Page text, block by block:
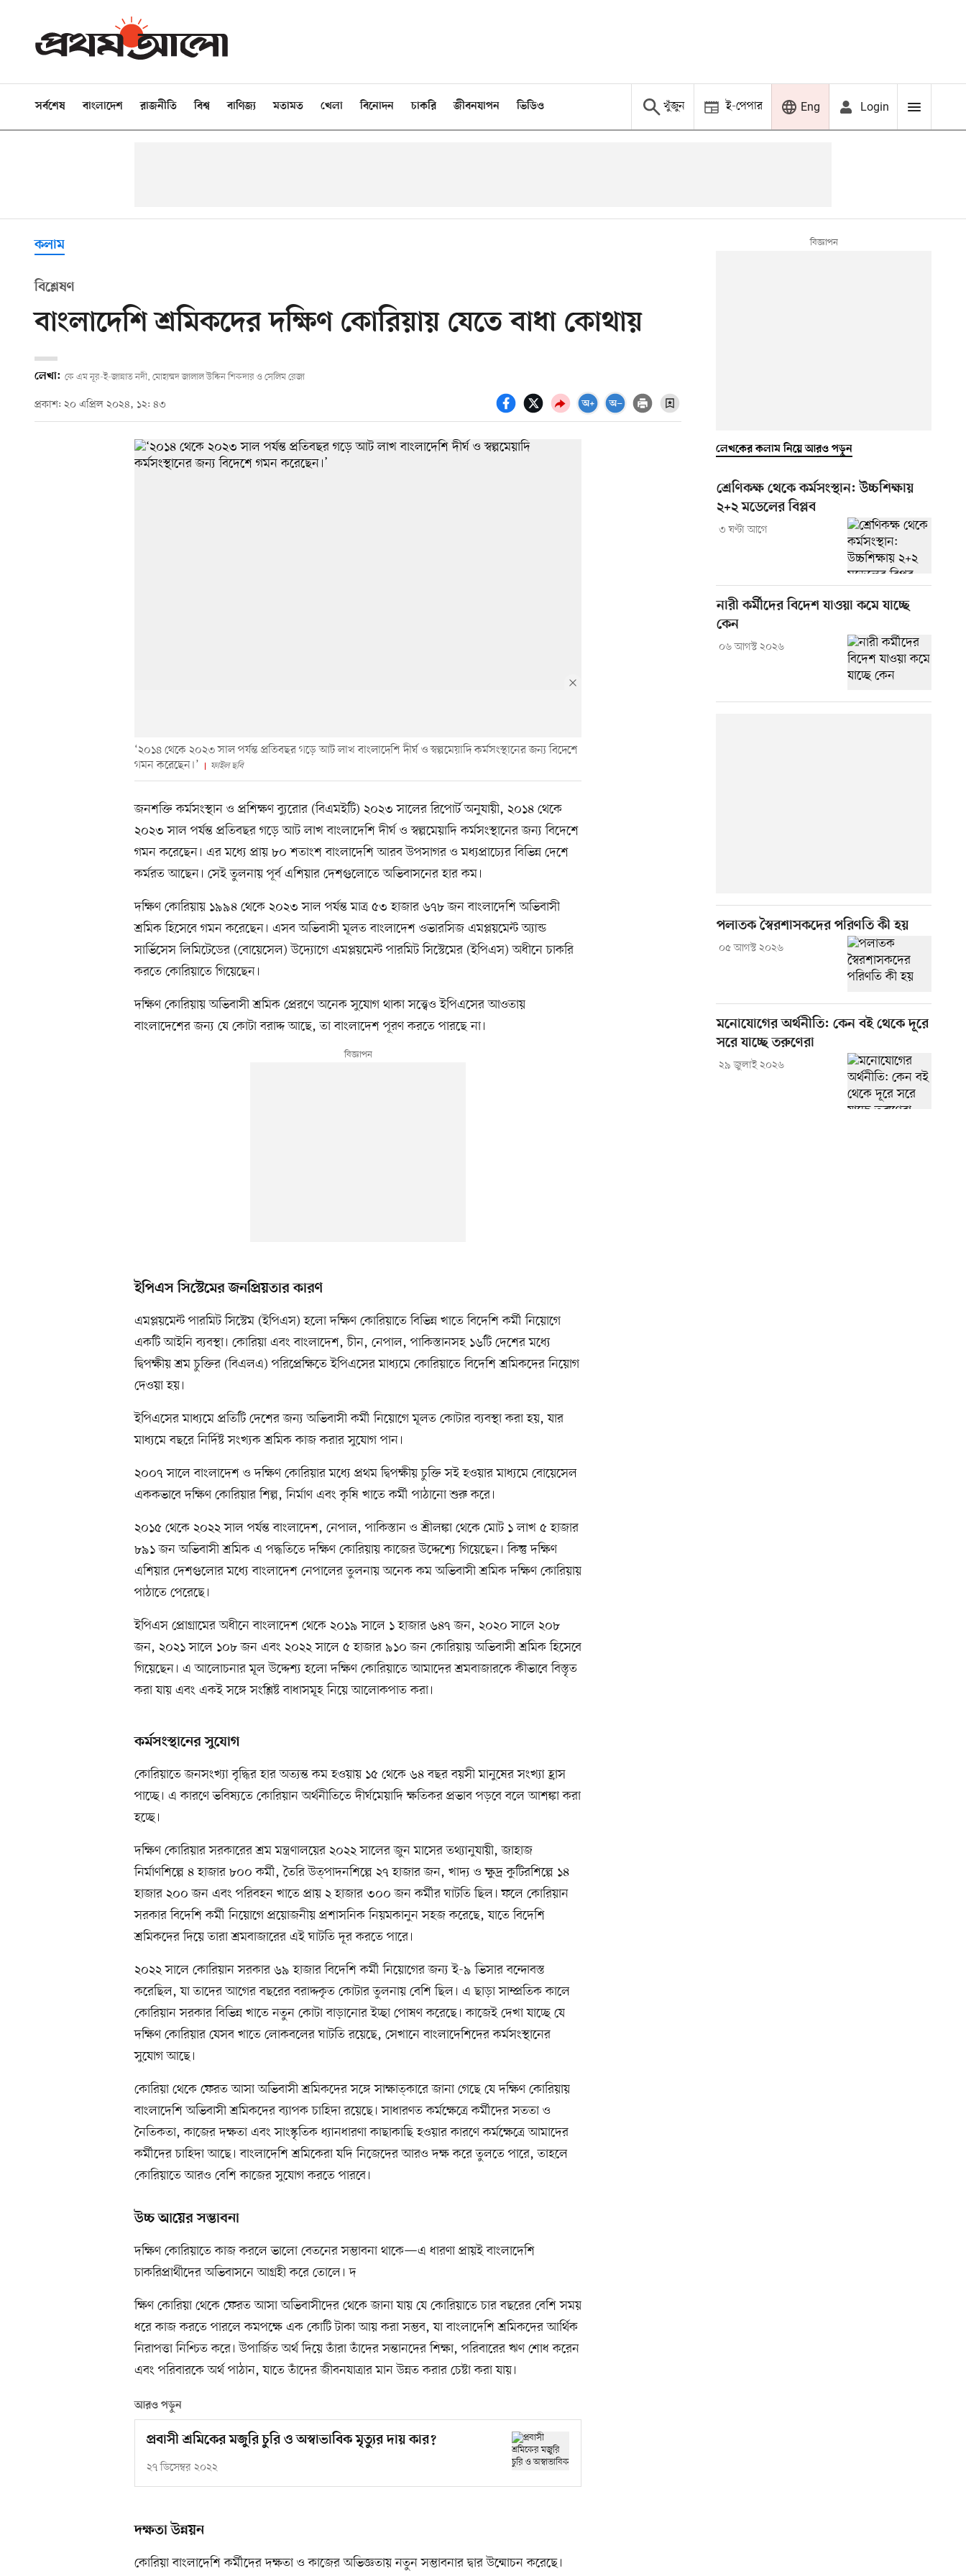
সর্বশেষ বাংলাদেশ রাজনীতি বিশ্ব বাণিজ্য মতামত খেলা বিনোদন চাকরি জীবনযাপন ভিডিও খুঁজুন ই-পেপার Eng Login
কলাম
বিশ্লেষণ
বাংলাদেশি শ্রমিকদের দক্ষিণ কোরিয়ায় যেতে বাধা কোথায়
লেখা: কে এম নূর-ই-জান্নাত নদী, মোহাম্মদ জালাল উদ্দিন শিকদার ও সেলিম রেজা
প্রকাশ: ২০ এপ্রিল ২০২৪, ১২: ৪৩
‘২০১৪ থেকে ২০২৩ সাল পর্যন্ত প্রতিবছর গড়ে আট লাখ বাংলাদেশি দীর্ঘ ও স্বল্পমেয়াদি কর্মসংস্থানের জন্য বিদেশে
গমন করেছেন।’
ফাইল ছবি
জনশক্তি কর্মসংস্থান ও প্রশিক্ষণ ব্যুরোর (বিএমইটি) ২০২৩ সালের রিপোর্ট অনুযায়ী, ২০১৪ থেকে
২০২৩ সাল পর্যন্ত প্রতিবছর গড়ে আট লাখ বাংলাদেশি দীর্ঘ ও স্বল্পমেয়াদি কর্মসংস্থানের জন্য বিদেশে
গমন করেছেন। এর মধ্যে প্রায় ৮০ শতাংশ বাংলাদেশি আরব উপসাগর ও মধ্যপ্রাচ্যের বিভিন্ন দেশে
কর্মরত আছেন। সেই তুলনায় পূর্ব এশিয়ার দেশগুলোতে অভিবাসনের হার কম।
দক্ষিণ কোরিয়ায় ১৯৯৪ থেকে ২০২৩ সাল পর্যন্ত মাত্র ৫৩ হাজার ৬৭৮ জন বাংলাদেশি অভিবাসী
শ্রমিক হিসেবে গমন করেছেন। এসব অভিবাসী মূলত বাংলাদেশ ওভারসিজ এমপ্লয়মেন্ট অ্যান্ড
সার্ভিসেস লিমিটেডের (বোয়েসেল) উদ্যোগে এমপ্লয়মেন্ট পারমিট সিস্টেমের (ইপিএস) অধীনে চাকরি
করতে কোরিয়াতে গিয়েছেন।
দক্ষিণ কোরিয়ায় অভিবাসী শ্রমিক প্রেরণে অনেক সুযোগ থাকা সত্ত্বেও ইপিএসের আওতায়
বাংলাদেশের জন্য যে কোটা বরাদ্দ আছে, তা বাংলাদেশ পূরণ করতে পারছে না।
ইপিএস সিস্টেমের জনপ্রিয়তার কারণ
এমপ্লয়মেন্ট পারমিট সিস্টেম (ইপিএস) হলো দক্ষিণ কোরিয়াতে বিভিন্ন খাতে বিদেশি কর্মী নিয়োগে
একটি আইনি ব্যবস্থা। কোরিয়া এবং বাংলাদেশ, চীন, নেপাল, পাকিস্তানসহ ১৬টি দেশের মধ্যে
দ্বিপক্ষীয় শ্রম চুক্তির (বিএলএ) পরিপ্রেক্ষিতে ইপিএসের মাধ্যমে কোরিয়াতে বিদেশি শ্রমিকদের নিয়োগ
দেওয়া হয়।
ইপিএসের মাধ্যমে প্রতিটি দেশের জন্য অভিবাসী কর্মী নিয়োগে মূলত কোটার ব্যবস্থা করা হয়, যার
মাধ্যমে বছরে নির্দিষ্ট সংখ্যক শ্রমিক কাজ করার সুযোগ পান।
২০০৭ সালে বাংলাদেশ ও দক্ষিণ কোরিয়ার মধ্যে প্রথম দ্বিপক্ষীয় চুক্তি সই হওয়ার মাধ্যমে বোয়েসেল
এককভাবে দক্ষিণ কোরিয়ার শিল্প, নির্মাণ এবং কৃষি খাতে কর্মী পাঠানো শুরু করে।
২০১৫ থেকে ২০২২ সাল পর্যন্ত বাংলাদেশ, নেপাল, পাকিস্তান ও শ্রীলঙ্কা থেকে মোট ১ লাখ ৫ হাজার
৮৯১ জন অভিবাসী শ্রমিক এ পদ্ধতিতে দক্ষিণ কোরিয়ায় কাজের উদ্দেশ্যে গিয়েছেন। কিন্তু দক্ষিণ
এশিয়ার দেশগুলোর মধ্যে বাংলাদেশ নেপালের তুলনায় অনেক কম অভিবাসী শ্রমিক দক্ষিণ কোরিয়ায়
পাঠাতে পেরেছে।
ইপিএস প্রোগ্রামের অধীনে বাংলাদেশ থেকে ২০১৯ সালে ১ হাজার ৬৪৭ জন, ২০২০ সালে ২০৮
জন, ২০২১ সালে ১০৮ জন এবং ২০২২ সালে ৫ হাজার ৯১০ জন কোরিয়ায় অভিবাসী শ্রমিক হিসেবে
গিয়েছেন। এ আলোচনার মূল উদ্দেশ্য হলো দক্ষিণ কোরিয়াতে আমাদের শ্রমবাজারকে কীভাবে বিস্তৃত
করা যায় এবং একই সঙ্গে সংশ্লিষ্ট বাধাসমূহ নিয়ে আলোকপাত করা।
কর্মসংস্থানের সুযোগ
কোরিয়াতে জনসংখ্যা বৃদ্ধির হার অত্যন্ত কম হওয়ায় ১৫ থেকে ৬৪ বছর বয়সী মানুষের সংখ্যা হ্রাস
পাচ্ছে। এ কারণে ভবিষ্যতে কোরিয়ান অর্থনীতিতে দীর্ঘমেয়াদি ক্ষতিকর প্রভাব পড়বে বলে আশঙ্কা করা
হচ্ছে।
দক্ষিণ কোরিয়ার সরকারের শ্রম মন্ত্রণালয়ের ২০২২ সালের জুন মাসের তথ্যানুযায়ী, জাহাজ
নির্মাণশিল্পে ৪ হাজার ৮০০ কর্মী, তৈরি উত্পাদনশিল্পে ২৭ হাজার জন, খাদ্য ও ক্ষুদ্র কুটিরশিল্পে ১৪
হাজার ২০০ জন এবং পরিবহন খাতে প্রায় ২ হাজার ৩০০ জন কর্মীর ঘাটতি ছিল। ফলে কোরিয়ান
সরকার বিদেশি কর্মী নিয়োগে প্রয়োজনীয় প্রশাসনিক নিয়মকানুন সহজ করেছে, যাতে বিদেশি
শ্রমিকদের দিয়ে তারা শ্রমবাজারের এই ঘাটতি দূর করতে পারে।
২০২২ সালে কোরিয়ান সরকার ৬৯ হাজার বিদেশি কর্মী নিয়োগের জন্য ই-৯ ভিসার বন্দোবস্ত
করেছিল, যা তাদের আগের বছরের বরাদ্দকৃত কোটার তুলনায় বেশি ছিল। এ ছাড়া সাম্প্রতিক কালে
কোরিয়ান সরকার বিভিন্ন খাতে নতুন কোটা বাড়ানোর ইচ্ছা পোষণ করেছে। কাজেই দেখা যাচ্ছে যে
দক্ষিণ কোরিয়ার যেসব খাতে লোকবলের ঘাটতি রয়েছে, সেখানে বাংলাদেশিদের কর্মসংস্থানের
সুযোগ আছে।
কোরিয়া থেকে ফেরত আসা অভিবাসী শ্রমিকদের সঙ্গে সাক্ষাত্কারে জানা গেছে যে দক্ষিণ কোরিয়ায়
বাংলাদেশি অভিবাসী শ্রমিকদের ব্যাপক চাহিদা রয়েছে। সাধারণত কর্মক্ষেত্রে কর্মীদের সততা ও
নৈতিকতা, কাজের দক্ষতা এবং সাংস্কৃতিক ধ্যানধারণা কাছাকাছি হওয়ার কারণে কর্মক্ষেত্রে আমাদের
কর্মীদের চাহিদা আছে। বাংলাদেশি শ্রমিকেরা যদি নিজেদের আরও দক্ষ করে তুলতে পারে, তাহলে
কোরিয়াতে আরও বেশি কাজের সুযোগ করতে পারবে।
উচ্চ আয়ের সম্ভাবনা
দক্ষিণ কোরিয়াতে কাজ করলে ভালো বেতনের সম্ভাবনা থাকে—এ ধারণা প্রায়ই বাংলাদেশি
চাকরিপ্রার্থীদের অভিবাসনে আগ্রহী করে তোলে। দ
ক্ষিণ কোরিয়া থেকে ফেরত আসা অভিবাসীদের থেকে জানা যায় যে কোরিয়াতে চার বছরের বেশি সময়
ধরে কাজ করতে পারলে কমপক্ষে এক কোটি টাকা আয় করা সম্ভব, যা বাংলাদেশি শ্রমিকদের আর্থিক
নিরাপত্তা নিশ্চিত করে। উপার্জিত অর্থ দিয়ে তাঁরা তাঁদের সন্তানদের শিক্ষা, পরিবারের ঋণ শোধ করেন
এবং পরিবারকে অর্থ পাঠান, যাতে তাঁদের জীবনযাত্রার মান উন্নত করার চেষ্টা করা যায়।
আরও পড়ুন
প্রবাসী শ্রমিকের মজুরি চুরি ও অস্বাভাবিক মৃত্যুর দায় কার?
২৭ ডিসেম্বর ২০২২
দক্ষতা উন্নয়ন
কোরিয়া বাংলাদেশি কর্মীদের দক্ষতা ও কাজের অভিজ্ঞতায় নতুন সম্ভাবনার দ্বার উন্মোচন করেছে।
লেখকের কলাম নিয়ে আরও পড়ুন
শ্রেণিকক্ষ থেকে কর্মসংস্থান: উচ্চশিক্ষায়
২+২ মডেলের বিপ্লব
৩ ঘণ্টা আগে
নারী কর্মীদের বিদেশ যাওয়া কমে যাচ্ছে
কেন
০৬ আগস্ট ২০২৬
পলাতক স্বৈরশাসকদের পরিণতি কী হয়
০৫ আগস্ট ২০২৬
মনোযোগের অর্থনীতি: কেন বই থেকে দূরে
সরে যাচ্ছে তরুণেরা
২৯ জুলাই ২০২৬